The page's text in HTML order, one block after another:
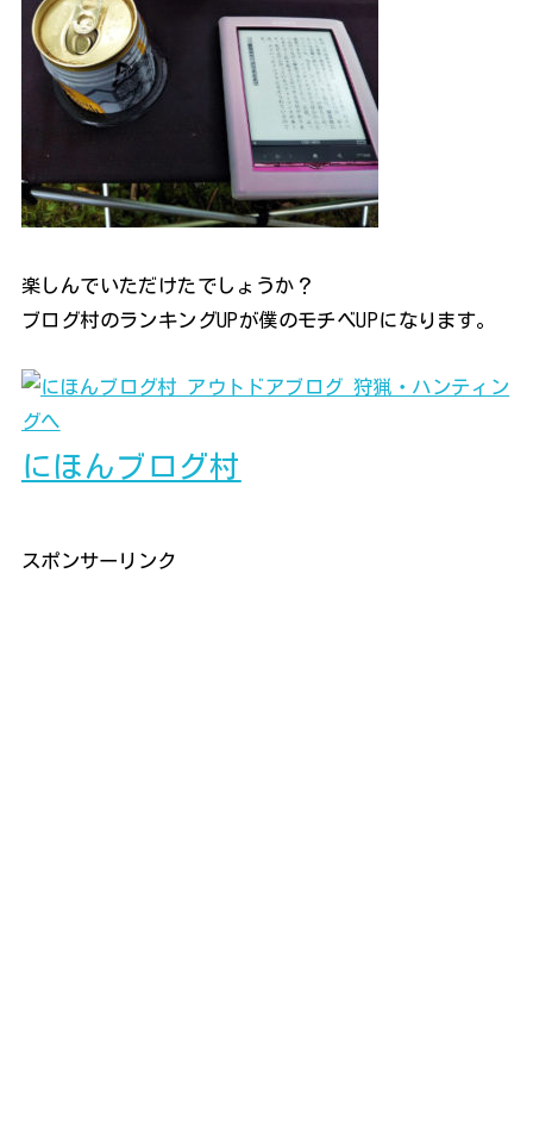
楽しんでいただけたでしょうか？
ブログ村のランキングUPが僕のモチベUPになります。
にほんブログ村
スポンサーリンク